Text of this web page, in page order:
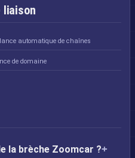
liaison
automatique de chaînes
de domaine
la brèche Zoomcar ?